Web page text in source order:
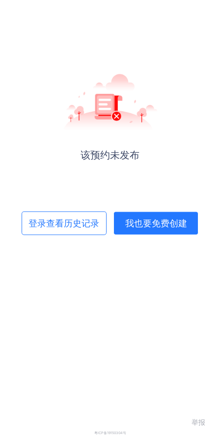
该预约未发布
登录查看历史记录 我也要免费创建
粤ICP备19150304号
举报